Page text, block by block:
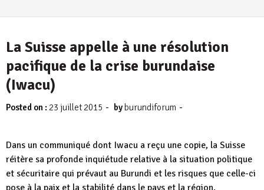
La Suisse appelle à une résolution
pacifique de la crise burundaise
(Iwacu)
Posted on : 23 juillet 2015 - by burundiforum -
Dans un communiqué dont Iwacu a reçu une copie, la Suisse
réitère sa profonde inquiétude relative à la situation politique
et sécuritaire qui prévaut au Burundi et les risques que celle-ci
pose à la paix et la stabilité dans le pays et la région.